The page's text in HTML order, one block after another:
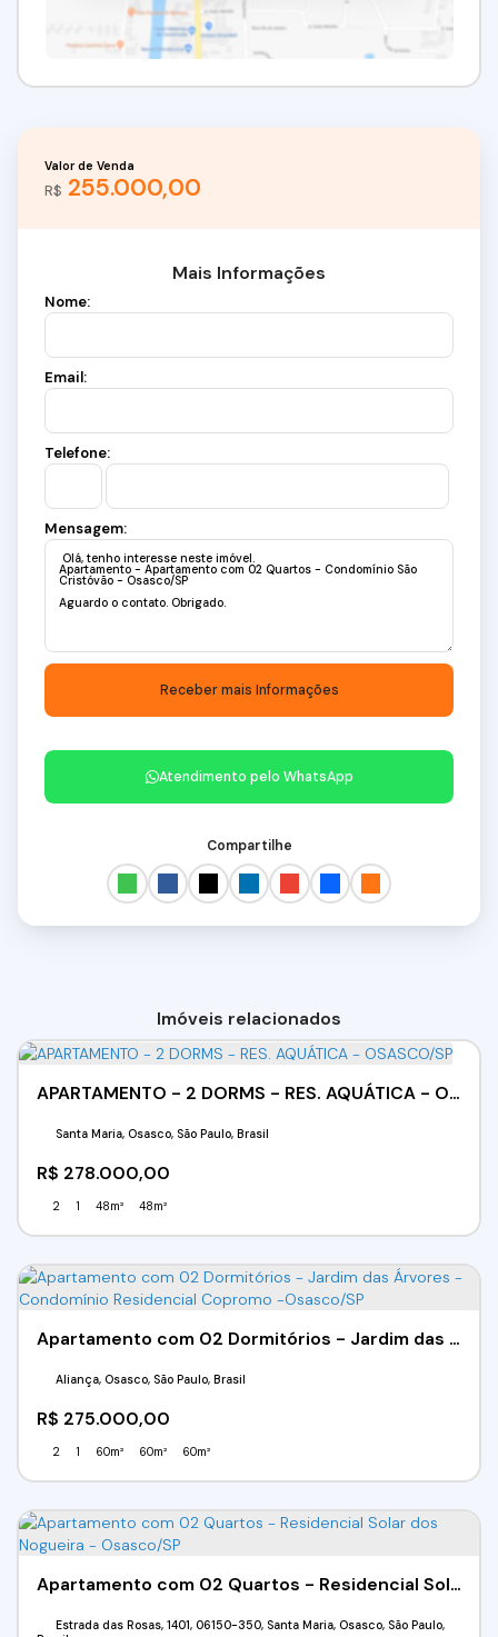
R$ 255.000,00
Valor de Venda
Mais Informações
Nome:
Email:
Telefone:
Mensagem:
Atendimento pelo WhatsApp
Compartilhe
Imóveis relacionados
APARTAMENTO - 2 DORMS - RES. AQUÁTICA - OSASCO/SP
R$ 278.000,00
Santa Maria, Osasco, São Paulo, Brasil
2 1 48m² 48m²
Apartamento com 02 Dormitórios - Jardim das Árvores - Condomínio Residencial Copromo -Osasco/SP
R$ 275.000,00
Aliança, Osasco, São Paulo, Brasil
2 1 60m² 60m² 60m²
Apartamento com 02 Quartos - Residencial Solar dos Nogueira - Osasco/SP
Estrada das Rosas, 1401, 06150-350, Santa Maria, Osasco, São Paulo,